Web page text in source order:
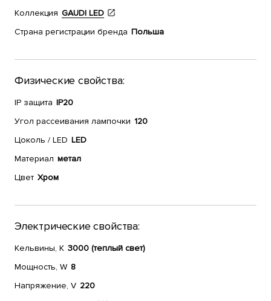
Коллекция GAUDI LED
Страна регистрации бренда Польша
Физические свойства:
IP защита IP20
Угол рассеивания лампочки 120
Цоколь / LED LED
Материал метал
Цвет Хром
Электрические свойства:
Кельвины, К 3000 (теплый свет)
Мощность, W 8
Напряжение, V 220